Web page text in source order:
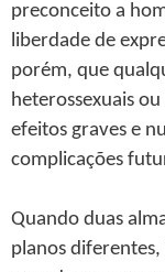
preconceito a
liberdade de
porém, que
heterossexuais
efeitos graves e
complicações
Quando duas
planos